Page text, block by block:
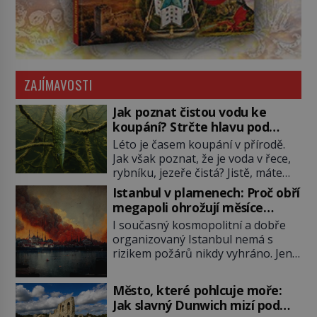
ZAJÍMAVOSTI
Jak poznat čistou vodu ke
koupání? Strčte hlavu pod
hladinu!
Léto je časem koupání v přírodě.
Jak však poznat, že je voda v řece,
rybníku, jezeře čistá? Jistě, máte
možnost využít informace
hygieniků či podrobit křížovému
výslechu provozovatele přírodního
koupaliště. Existuje ale ještě jiná
alternativa. Jaká? Podívat se pod
hladinu a zjistit, kdo si onu
dávno před vámi. Říká se jim
bioindikátory […]
Istanbul v plamenech: Proč obří
megapoli ohrožují měsíce
smaženého lilku?
I současný kosmopolitní a dobře
organizovaný Istanbul nemá s
rizikem požárů nikdy vyhráno. Jen
představit, jaká požární rizika
skrýval Istanbul časů minulých. Jak
čelilo město v minulosti potenciální
Město, které pohlcuje moře:
Jak slavný Dunwich mizí pod